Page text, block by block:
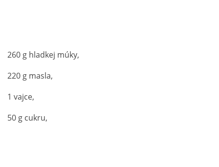
260 g hladkej múky,
220 g masla,
1 vajce,
50 g cukru,